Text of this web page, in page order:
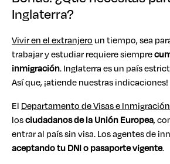
Inglaterra?
Vivir en el extranjero un tiempo, sea
trabajar y estudiar requiere siempre
inmigración. Inglaterra es un país
Así que, ¡atiende nuestras indicaciones!
El Departamento de Visas e Inmigración
losciudadanos de la Unión Europea,
entrar al país sin visa. Los agentes de
aceptando tu DNI o pasaporte vigente.